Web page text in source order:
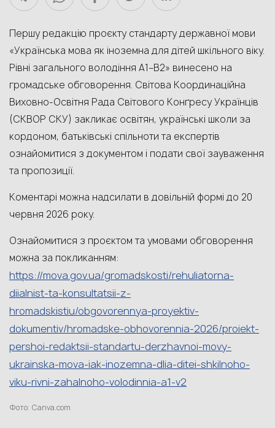
Першу редакцію проєкту стандарту державної мови
«Українська мова як іноземна для дітей шкільного віку.
Рівні загального володіння А1–В2» винесено на
громадське обговорення. Світова Координаційна
Виховно-Освітня Рада Світового Конґресу Українців
(СКВОР СКУ) закликає освітян, українські школи за
кордоном, батьківські спільноти та експертів
ознайомитися з документом і подати свої зауваження
та пропозиції.
Коментарі можна надсилати в довільній формі до 20
червня 2026 року.
Ознайомитися з проєктом та умовами обговорення
можна за покликанням:
https://mova.gov.ua/gromadskosti/rehuliatorna-
diialnist-ta-konsultatsii-z-
hromadskistiu/obgovorennya-proyektiv-
dokumentiv/hromadske-obhovorennia-2026/proiekt-
pershoi-redaktsii-standartu-derzhavnoi-movy-
ukrainska-mova-iak-inozemna-dlia-ditei-shkilnoho-
viku-rivni-zahalnoho-volodinnia-a1-v2
Фото: Canva.com